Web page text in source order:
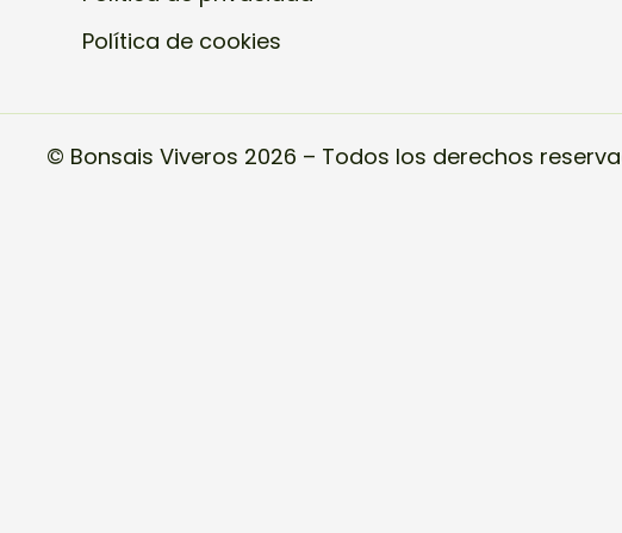
Política de cookies
© Bonsais Viveros 2026 – Todos los derechos